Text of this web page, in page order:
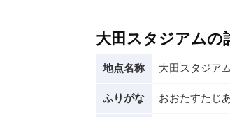
大田スタジアムの
地点名称 大田スタジアム
ふりがな おおたすたじ